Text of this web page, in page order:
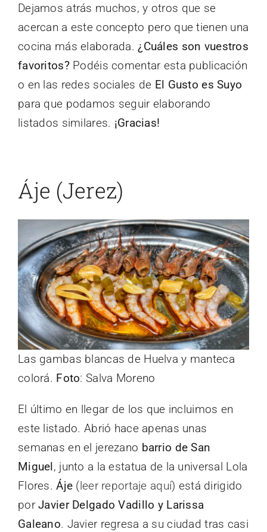
Dejamos atrás muchos, y otros que se
acercan a este concepto pero que tienen una
cocina más elaborada.¿Cuáles son vuestros
favoritos?Podéis comentar esta publicación
o en las redes sociales de El Gusto es Suyo
para que podamos seguir elaborando
listados similares. ¡Gracias!
Áje (Jerez)
Las gambas blancas de Huelva y manteca
colorá. Foto: Salva Moreno
El último en llegar de los que incluimos en
este listado. Abrió hace apenas unas
semanas en el jerezano barrio de San
Miguel, junto a la estatua de la universal Lola
Flores.Áje (leer reportaje aquí) está dirigido
porJavier Delgado Vadillo y Larissa
Galeano. Javier regresa a su ciudad tras casi